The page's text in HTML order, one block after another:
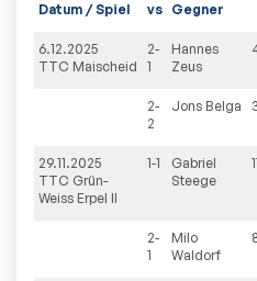
Datum / Spiel vs Gegner
6.12.2025
TTC Maischeid
2-
1
Hannes
Zeus
2-
2
Jons Belga
29.11.2025
TTC Grün-
Weiss Erpel II
1-1
Gabriel
Steege
2-
1
Milo
Waldorf